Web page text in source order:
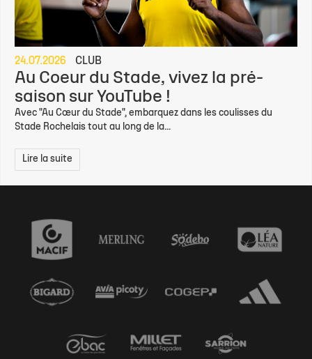
24.07.2026 CLUB
Au Coeur du Stade, vivez la pré-
saison sur YouTube !
Avec "Au Cœur du Stade", embarquez dans les coulisses du
Stade Rochelais tout au long de la...
Lire la suite